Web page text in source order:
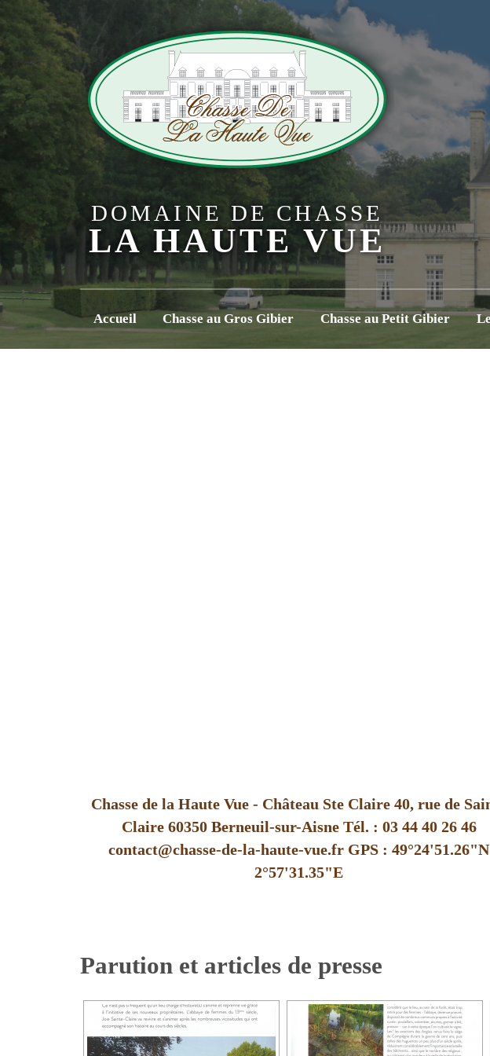
DOMAINE DE CHASSE
LA HAUTE VUE
Accueil Chasse au Gros Gibier Chasse au Petit Gibier
Chasse de la Haute Vue - Château Ste Claire 40, rue de
Claire 60350 Berneuil-sur-Aisne Tél. : 03 44 40 26 46
contact@chasse-de-la-haute-vue.fr GPS : 49°24'51.26"N
2°57'31.35"E
Parution et articles de presse